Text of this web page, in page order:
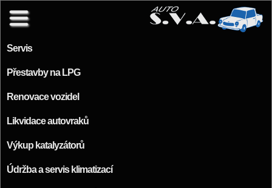
Servis
Přestavby na LPG
Renovace vozidel
Likvidace autovraků
Výkup katalyzátorů
Údržba a servis klimatizací